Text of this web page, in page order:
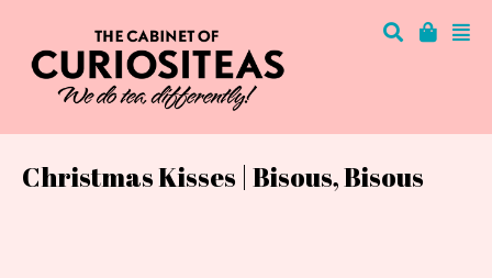
Christmas Kisses | Bisous, Bisous